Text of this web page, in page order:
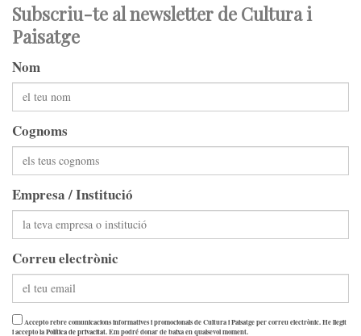
Subscriu-te al newsletter de Cultura i
Paisatge
Nom
Cognoms
Empresa / Institució
Correu electrònic
Accepto rebre comunicacions informatives i promocionals de Cultura i Paisatge per correu electrònic. He llegit
i accepto laPolítica de privacitat. Em podré donar de baixa en qualsevol moment.